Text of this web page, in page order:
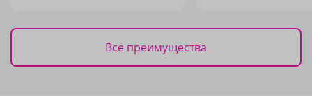
Все преимущества